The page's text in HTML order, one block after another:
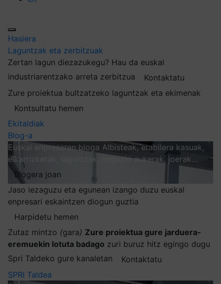
Hasiera
Laguntzak eta zerbitzuak
Zertan lagun diezazukegu? Hau da euskal
industriarentzako arreta zerbitzua
Kontaktatu
Zure proiektua bultzatzeko laguntzak eta ekimenak
Kontsultatu hemen
Ekitaldiak
Blog-a
Euskal enpresaren bloga Albisteak, erabilera kasuak,
elkarrizketak, laguntzak, negozio aukerak, joerak…
Blogera joan
Jaso iezaguzu eta egunean izango duzu euskal
enpresari eskaintzen diogun guztia
Harpidetu hemen
Zutaz mintzo (gara) Zure proiektua gure jarduera-
eremuekin lotuta badago zuri buruz hitz egingo dugu
Spri Taldeko gure kanaletan
Kontaktatu
SPRI Taldea